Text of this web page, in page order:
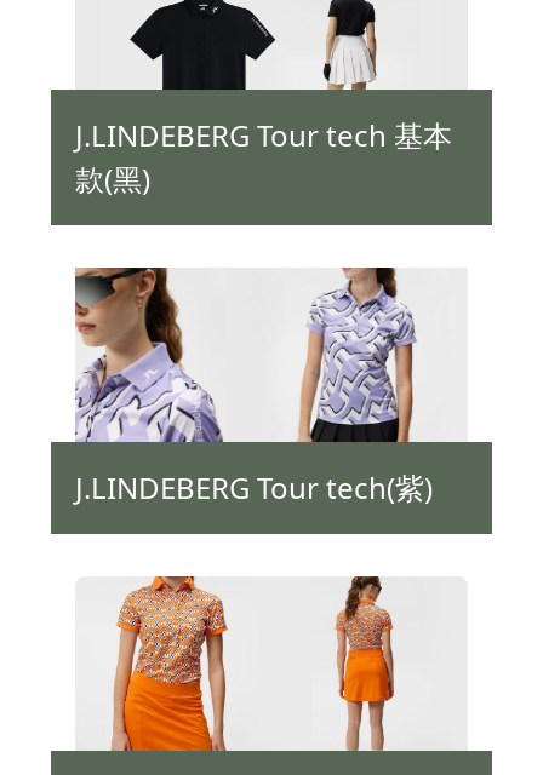
J.LINDEBERG Tour tech 基本
款(黑)
J.LINDEBERG Tour tech(紫)